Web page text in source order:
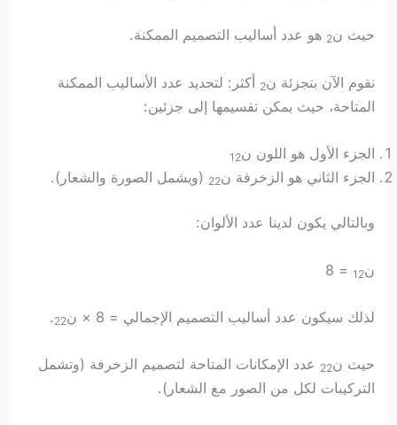
حيث ن2 هو عدد أساليب التصميم الممكنة.
نقوم الآن بتجزئة ن2 أكثر: لتحديد عدد الأساليب الممكنة
المتاحة، حيث يمكن تقسيمها إلى جزئين:
الجزء الأول هو اللون ن12
الجزء الثاني هو الزخرفة ن22 (ويشمل الصورة والشعار).
وبالتالي يكون لدينا عدد الألوان:
ن12
= 8
لذلك سيكون عدد أساليب التصميم الإجمالي = 8 × ن 22
.
حيث ن22 عدد الإمكانات المتاحة لتصميم الزخرفة (وتشمل
التركيبات لكل من الصور مع الشعار).